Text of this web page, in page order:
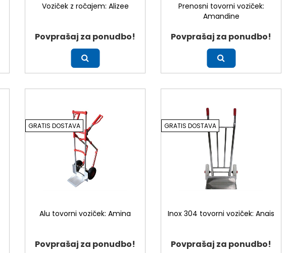
Voziček z ročajem: Alizee
Povprašaj za ponudbo!
Prenosni tovorni voziček:
Amandine
Povprašaj za ponudbo!
GRATIS DOSTAVA
Alu tovorni voziček: Amina
Povprašaj za ponudbo!
GRATIS DOSTAVA
Inox 304 tovorni voziček: Anais
Povprašaj za ponudbo!